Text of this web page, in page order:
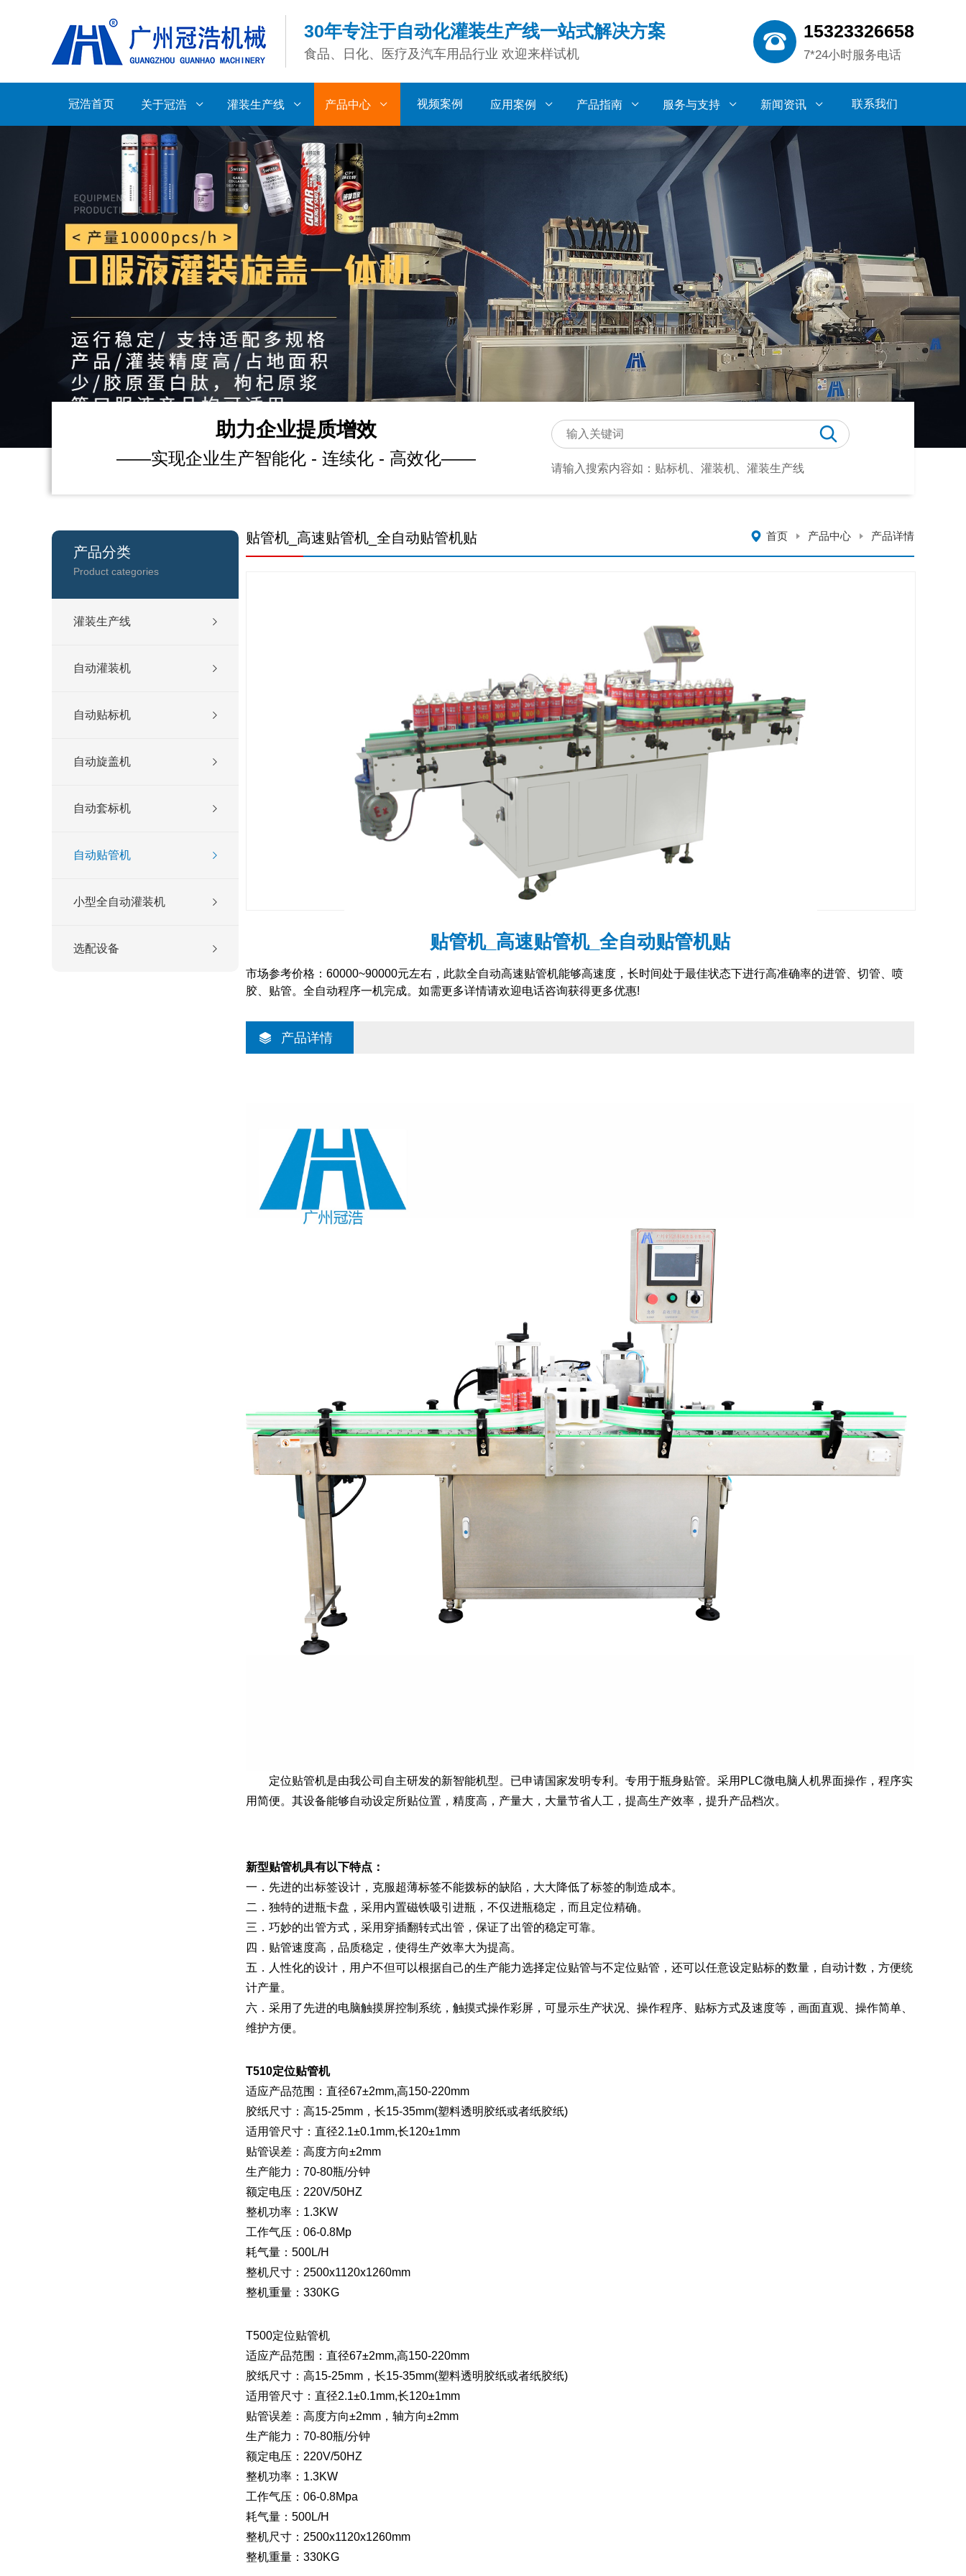
30年专注于自动化灌装生产线一站式解决方案
食品、日化、医疗及汽车用品行业 欢迎来样试机
15323326658
7*24小时服务电话
冠浩首页 关于冠浩 灌装生产线 产品中心 视频案例 应用案例 产品指南 服务与支持 新闻资讯 联系我们
助力企业提质增效
——实现企业生产智能化 - 连续化 - 高效化——
请输入搜索内容如：贴标机、灌装机、灌装生产线
产品分类
Product categories
灌装生产线
自动灌装机
自动贴标机
自动旋盖机
自动套标机
自动贴管机
小型全自动灌装机
选配设备
贴管机_高速贴管机_全自动贴管机贴 首页 产品中心 产品详情
贴管机_高速贴管机_全自动贴管机贴
市场参考价格：60000~90000元左右，此款全自动高速贴管机能够高速度，长时间处于最佳状态下进行高准确率的进管、切管、喷
胶、贴管。全自动程序一机完成。如需更多详情请欢迎电话咨询获得更多优惠!
产品详情
定位贴管机是由我公司自主研发的新智能机型。已申请国家发明专利。专用于瓶身贴管。采用PLC微电脑人机界面操作，程序实
用简便。其设备能够自动设定所贴位置，精度高，产量大，大量节省人工，提高生产效率，提升产品档次。
新型贴管机具有以下特点：
一．先进的出标签设计，克服超薄标签不能拨标的缺陷，大大降低了标签的制造成本。
二．独特的进瓶卡盘，采用内置磁铁吸引进瓶，不仅进瓶稳定，而且定位精确。
三．巧妙的出管方式，采用穿插翻转式出管，保证了出管的稳定可靠。
四．贴管速度高，品质稳定，使得生产效率大为提高。
五．人性化的设计，用户不但可以根据自己的生产能力选择定位贴管与不定位贴管，还可以任意设定贴标的数量，自动计数，方便统
计产量。
六．采用了先进的电脑触摸屏控制系统，触摸式操作彩屏，可显示生产状况、操作程序、贴标方式及速度等，画面直观、操作简单、
维护方便。
T510定位贴管机
适应产品范围：直径67±2mm,高150-220mm
胶纸尺寸：高15-25mm，长15-35mm(塑料透明胶纸或者纸胶纸)
适用管尺寸：直径2.1±0.1mm,长120±1mm
贴管误差：高度方向±2mm
生产能力：70-80瓶/分钟
额定电压：220V/50HZ
整机功率：1.3KW
工作气压：06-0.8Mp
耗气量：500L/H
整机尺寸：2500x1120x1260mm
整机重量：330KG
T500定位贴管机
适应产品范围：直径67±2mm,高150-220mm
胶纸尺寸：高15-25mm，长15-35mm(塑料透明胶纸或者纸胶纸)
适用管尺寸：直径2.1±0.1mm,长120±1mm
贴管误差：高度方向±2mm，轴方向±2mm
生产能力：70-80瓶/分钟
额定电压：220V/50HZ
整机功率：1.3KW
工作气压：06-0.8Mpa
耗气量：500L/H
整机尺寸：2500x1120x1260mm
整机重量：330KG